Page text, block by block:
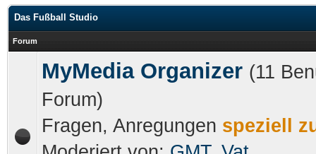
Das Fußball Studio
Forum
MyMedia Organizer (11
Forum)
Fragen, Anregungen speziell